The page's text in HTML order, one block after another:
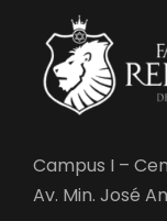
Campus I –
Av. Min. José